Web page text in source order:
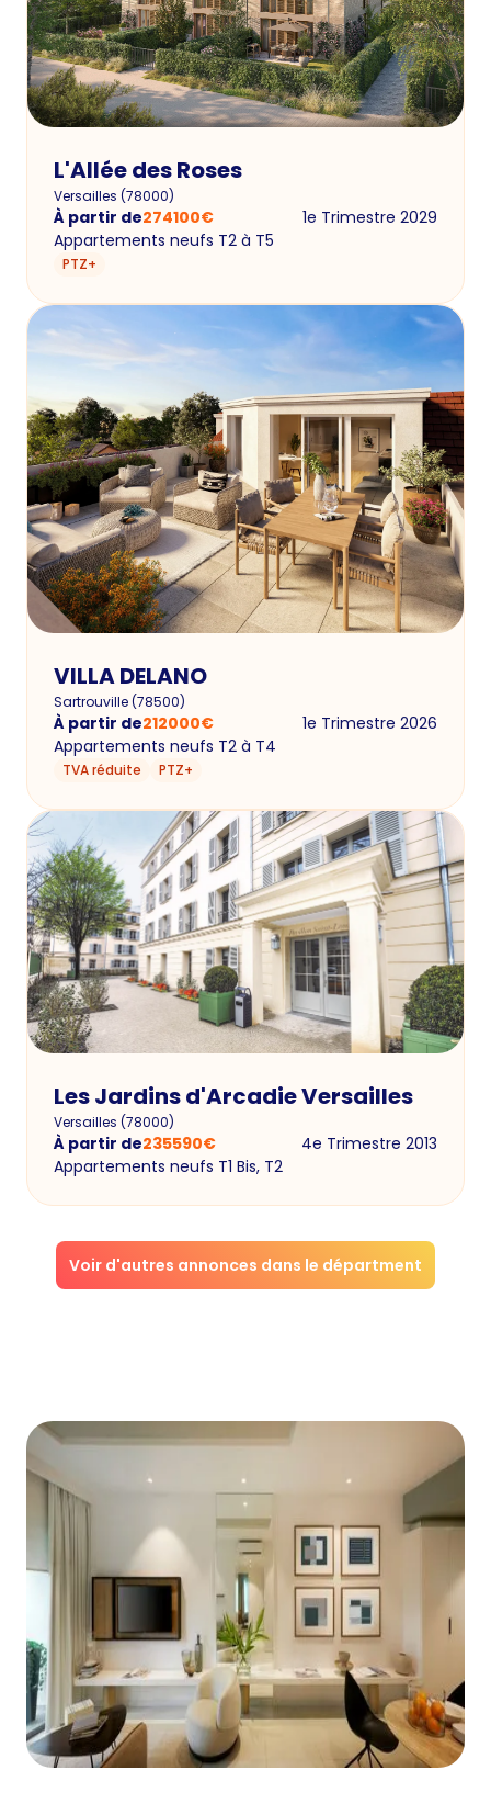
L'Allée des Roses
Versailles (78000)
À partir de274100€
1e Trimestre 2029
Appartements neufs T2 à T5
PTZ+
VILLA DELANO
Sartrouville(78500)
À partir de212000€
1e Trimestre 2026
Appartements neufs T2 à T4
TVA réduite PTZ+
Les Jardins d'Arcadie Versailles
Versailles (78000)
À partir de235590€
4e Trimestre 2013
Appartements neufs T1 Bis, T2
Voir d'autres annonces dans le départment